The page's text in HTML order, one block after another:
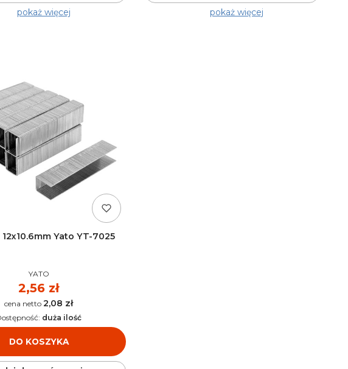
pokaż więcej
pokaż więcej
Yato YT-7025
PRODUCENT
YATO
Cena
2,56 zł
Cena 2,08 zł
DO KOSZYKA
duża ilość